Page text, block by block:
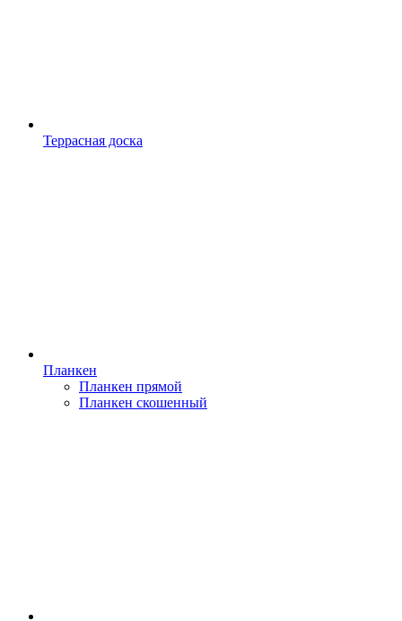
Террасная доска
Планкен
Планкен прямой
Планкен скошенный